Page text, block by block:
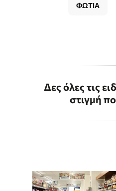
ΦΩΤΙΑ
Δες όλες τις
στιγμή